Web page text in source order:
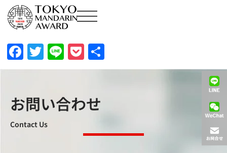
Facebook
Twitter
LinePocket
有
お問い合わせ
Contact Us